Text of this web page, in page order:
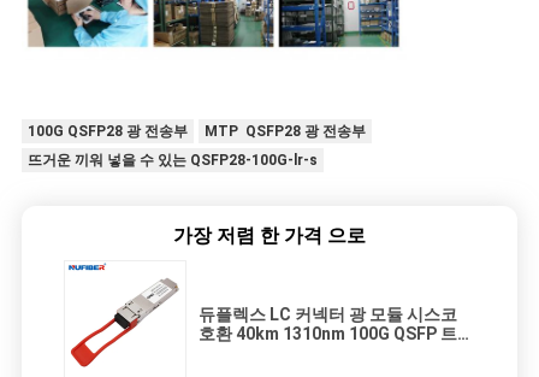
100G QSFP28 광 전송부
MTP QSFP28 광 전송부
뜨거운 끼워 넣을 수 있는 QSFP28-100G-lr-s
가장 저렴 한 가격 으로
듀플렉스 LC 커넥터 광 모듈 시스코
호환 40km 1310nm 100G QSFP 트랜